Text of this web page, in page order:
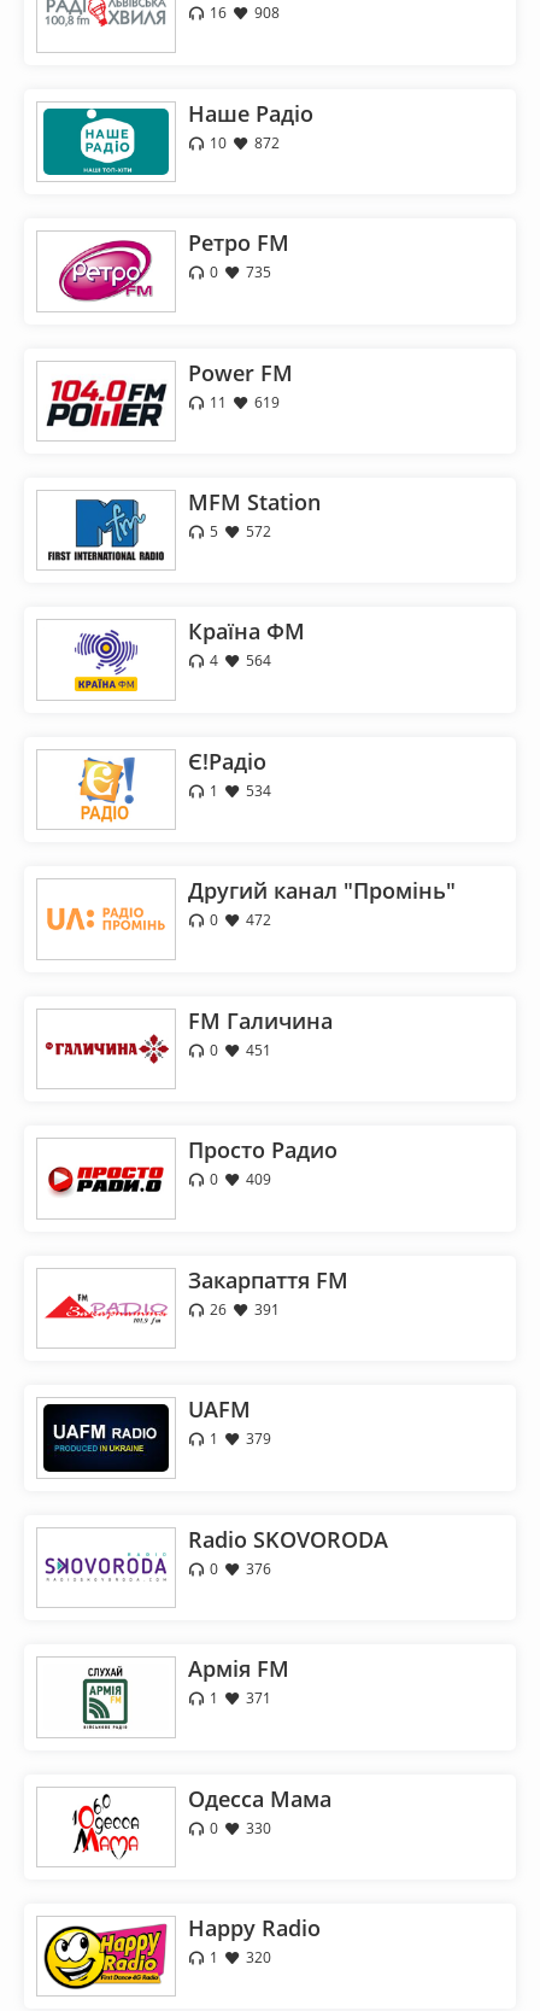
16 908
Наше Радіо
10 872
Ретро FM
0 735
Power FM
11 619
MFM Station
5 572
Країна ФМ
4 564
Є!Радіо
1 534
Другий канал "Промiнь"
0 472
FM Галичина
0 451
Просто Радио
0 409
Закарпаття FM
26 391
UAFM
1 379
Radio SKOVORODA
0 376
Армія FM
1 371
Одесса Мама
0 330
Happy Radio
1 320